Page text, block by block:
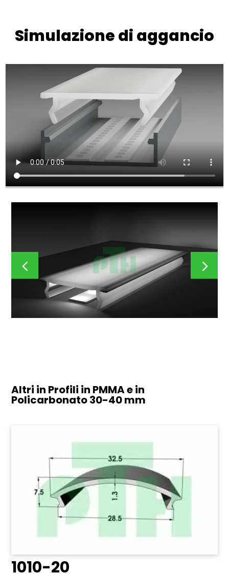
Simulazione di aggancio
Altri in Profili in PMMA e in
Policarbonato30-40 mm
1010-20